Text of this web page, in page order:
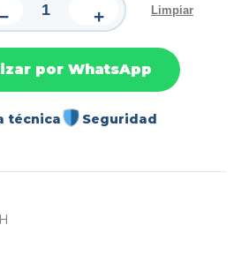
+ Limpiar
por WhatsApp
técnica Seguridad